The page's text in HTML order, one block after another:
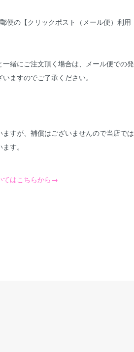
便の 【クリックポスト（メール便）利用
緒にご注文頂く場合は、メール便での発
ますのでご了承ください。
すが、補償はございませんので当店では
す。
てはこちらから→